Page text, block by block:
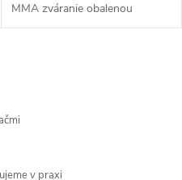
MMA zváranie obalenou
elektródou....
v praxi